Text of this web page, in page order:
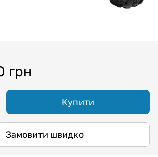
грн
Купити
Замовити швидко